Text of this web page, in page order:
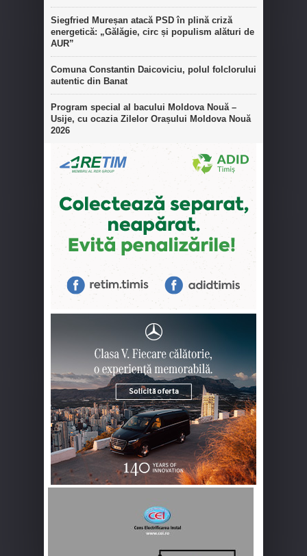
Siegfried Mureșan atacă PSD în plină criză
energetică: „Gălăgie, circ și populism alături de
AUR”
Comuna Constantin Daicoviciu, polul folclorului
autentic din Banat
Program special al bacului Moldova Nouă –
Usije, cu ocazia Zilelor Orașului Moldova Nouă
2026